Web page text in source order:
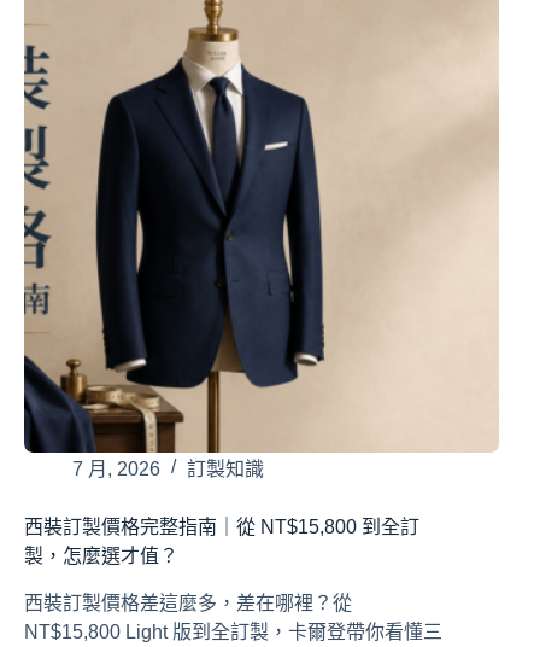
7 月, 2026 訂製知識
西裝訂製價格完整指南｜從 NT$15,800 到全訂
製，怎麼選才值？
西裝訂製價格差這麼多，差在哪裡？從
NT$15,800 Light 版到全訂製，卡爾登帶你看懂三